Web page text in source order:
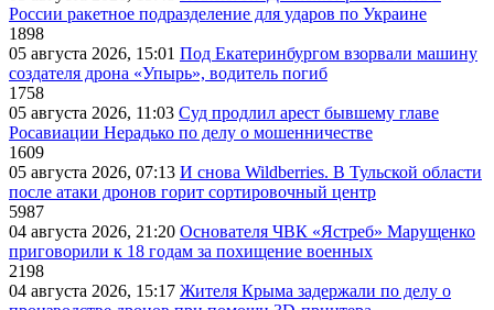
России ракетное подразделение для ударов по Украине
1898
05 августа 2026, 15:01 Под Екатеринбургом взорвали машину
создателя дрона «Упырь», водитель погиб
1758
05 августа 2026, 11:03 Суд продлил арест бывшему главе
Росавиации Нерадько по делу о мошенничестве
1609
05 августа 2026, 07:13 И снова Wildberries. В Тульской области
после атаки дронов горит сортировочный центр
5987
04 августа 2026, 21:20 Основателя ЧВК «Ястреб» Марущенко
приговорили к 18 годам за похищение военных
2198
04 августа 2026, 15:17 Жителя Крыма задержали по делу о